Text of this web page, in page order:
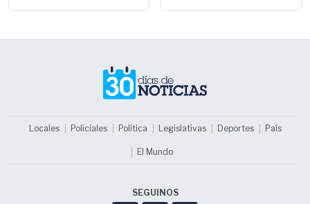
Locales Policiales Política Legislativas Deportes País
El Mundo
SEGUINOS